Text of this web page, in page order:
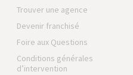
Trouver une agence
Devenir franchisé
Foire aux Questions
Conditions générales
d’intervention